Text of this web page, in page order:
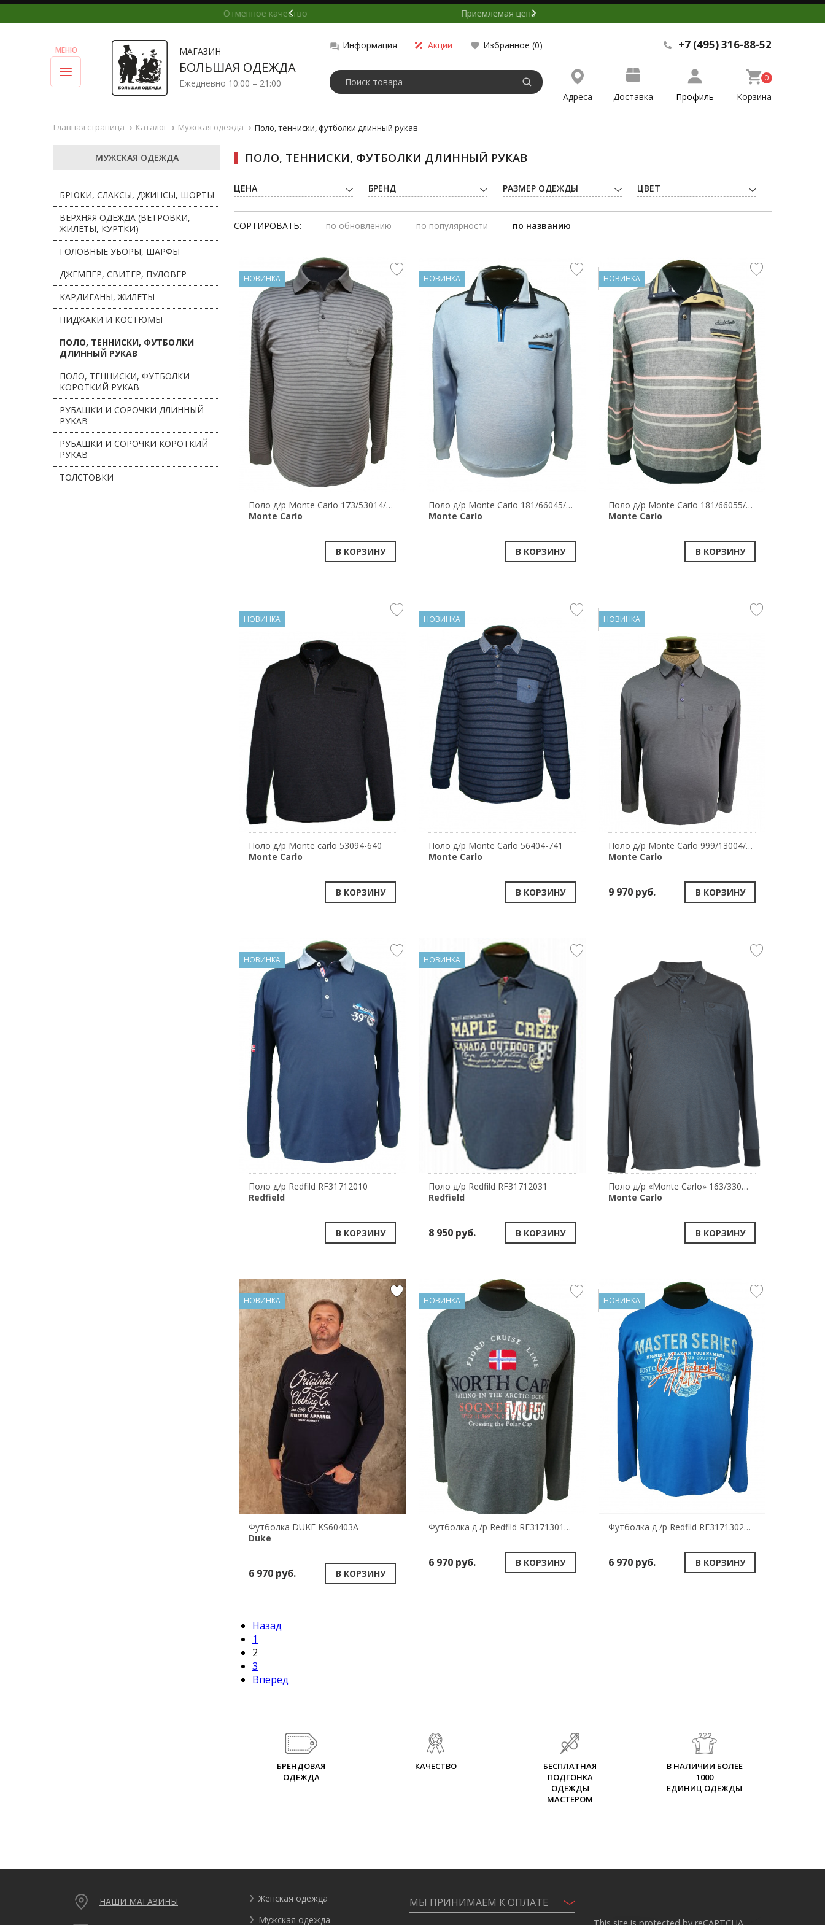
МАГАЗИН
БОЛЬШАЯ ОДЕЖДА
Ежедневно 10:00 – 21:00
Информация Акции Избранное (0) +7 (495) 316-88-52
Адреса Доставка Профиль Корзина
0
Главная страница Каталог Мужская одежда Поло, тенниски, футболки длинный рукав
МУЖСКАЯ ОДЕЖДА
БРЮКИ, СЛАКСЫ, ДЖИНСЫ, ШОРТЫ
ВЕРХНЯЯ ОДЕЖДА (ВЕТРОВКИ,
ЖИЛЕТЫ, КУРТКИ)
ГОЛОВНЫЕ УБОРЫ, ШАРФЫ
ДЖЕМПЕР, СВИТЕР, ПУЛОВЕР
КАРДИГАНЫ, ЖИЛЕТЫ
ПИДЖАКИ И КОСТЮМЫ
ПОЛО, ТЕННИСКИ, ФУТБОЛКИ
ДЛИННЫЙ РУКАВ
ПОЛО, ТЕННИСКИ, ФУТБОЛКИ
КОРОТКИЙ РУКАВ
РУБАШКИ И СОРОЧКИ ДЛИННЫЙ
РУКАВ
РУБАШКИ И СОРОЧКИ КОРОТКИЙ
РУКАВ
ТОЛСТОВКИ
ПОЛО, ТЕННИСКИ, ФУТБОЛКИ ДЛИННЫЙ РУКАВ
ЦЕНА БРЕНД РАЗМЕР ОДЕЖДЫ ЦВЕТ
СОРТИРОВАТЬ: по обновлению по популярности по названию
НОВИНКА
Поло д/р Monte Carlo 173/53014/681
Monte Carlo
В КОРЗИНУ
НОВИНКА
Поло д/р Monte Carlo 181/66045/710
Monte Carlo
В КОРЗИНУ
НОВИНКА
Поло д/р Monte Carlo 181/66055/751
Monte Carlo
В КОРЗИНУ
НОВИНКА
Поло д/р Monte carlo 53094-640
Monte Carlo
В КОРЗИНУ
НОВИНКА
Поло д/р Monte Carlo 56404-741
Monte Carlo
В КОРЗИНУ
НОВИНКА
Поло д/р Monte Carlo 999/13004/68
Monte Carlo
9 970 руб. В КОРЗИНУ
НОВИНКА
Поло д/р Redfild RF31712010
Redfield
В КОРЗИНУ
НОВИНКА
Поло д/р Redfild RF31712031
Redfield
8 950 руб. В КОРЗИНУ
Поло д/р «Monte Carlo» 163/33024/680
Monte Carlo
В КОРЗИНУ
НОВИНКА
Футболка DUKE KS60403A
Duke
6 970 руб. В КОРЗИНУ
НОВИНКА
Футболка д /р Redfild RF31713011-716
6 970 руб. В КОРЗИНУ
НОВИНКА
Футболка д /р Redfild RF31713022-10
6 970 руб. В КОРЗИНУ
Назад
1
2
3
Вперед
БРЕНДОВАЯ
ОДЕЖДА
КАЧЕСТВО
БЕСПЛАТНАЯ
ПОДГОНКА
ОДЕЖДЫ
МАСТЕРОМ
В НАЛИЧИИ БОЛЕЕ
1000
ЕДИНИЦ ОДЕЖДЫ
НАШИ МАГАЗИНЫ
Женская одежда
Мужская одежда
МЫ ПРИНИМАЕМ К ОПЛАТЕ